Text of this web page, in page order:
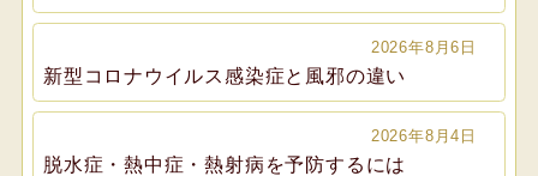
2026年8月6日
新型コロナウイルス感染症と風邪の違い
2026年8月4日
脱水症・熱中症・熱射病を予防するには